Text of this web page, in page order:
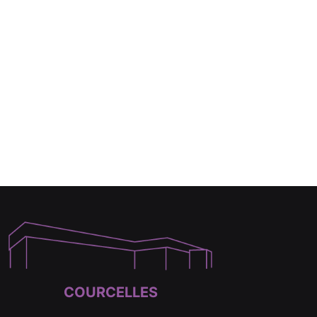
COURCELLES